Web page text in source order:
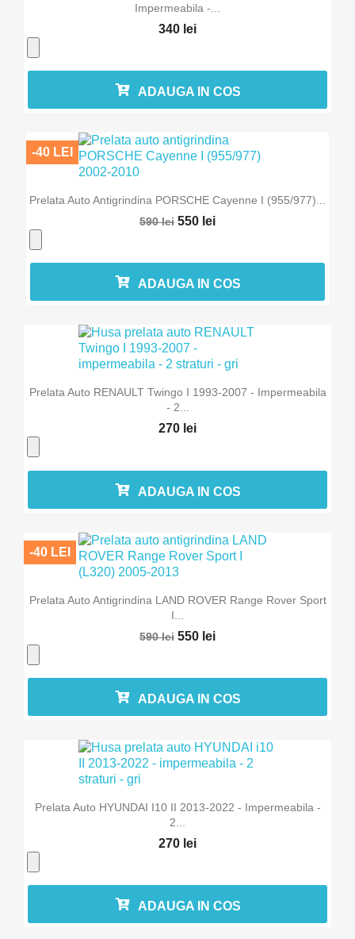
Impermeabila -...
340 lei
ADAUGA IN COS
Prelata Auto Antigrindina PORSCHE Cayenne I (955/977)...
590 lei 550 lei
-40 LEI
ADAUGA IN COS
Prelata Auto RENAULT Twingo I 1993-2007 - Impermeabila
- 2...
270 lei
ADAUGA IN COS
Prelata Auto Antigrindina LAND ROVER Range Rover Sport
I...
590 lei 550 lei
-40 LEI
ADAUGA IN COS
Prelata Auto HYUNDAI I10 II 2013-2022 - Impermeabila -
2...
270 lei
ADAUGA IN COS